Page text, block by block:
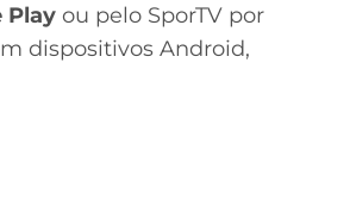
Play ou pelo SporTV por
dispositivos Android,